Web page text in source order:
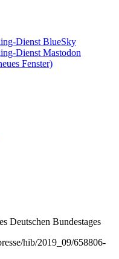
Dienst BlueSky
Dienst Mastodon
Fenster)
Deutschen Bundestages
hib/2019_09/658806-